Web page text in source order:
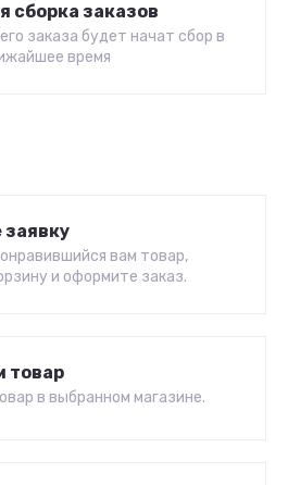
сборка заказов
заказа будет начат сбор в
время
заявку
вам товар,
и оформите заказ.
товар
в выбранном магазине.